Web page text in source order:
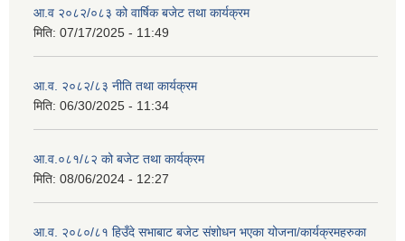
आ.व २०८२/०८३ को वार्षिक बजेट तथा कार्यक्रम
मिति: 07/17/2025 - 11:49
आ.व. २०८२/८३ नीति तथा कार्यक्रम
मिति: 06/30/2025 - 11:34
आ.व.०८१/८२ को बजेट तथा कार्यक्रम
मिति: 08/06/2024 - 12:27
आ.व. २०८०/८१ हिउँदे सभाबाट बजेट संशोधन भएका योजना/कार्यक्रमहरुका